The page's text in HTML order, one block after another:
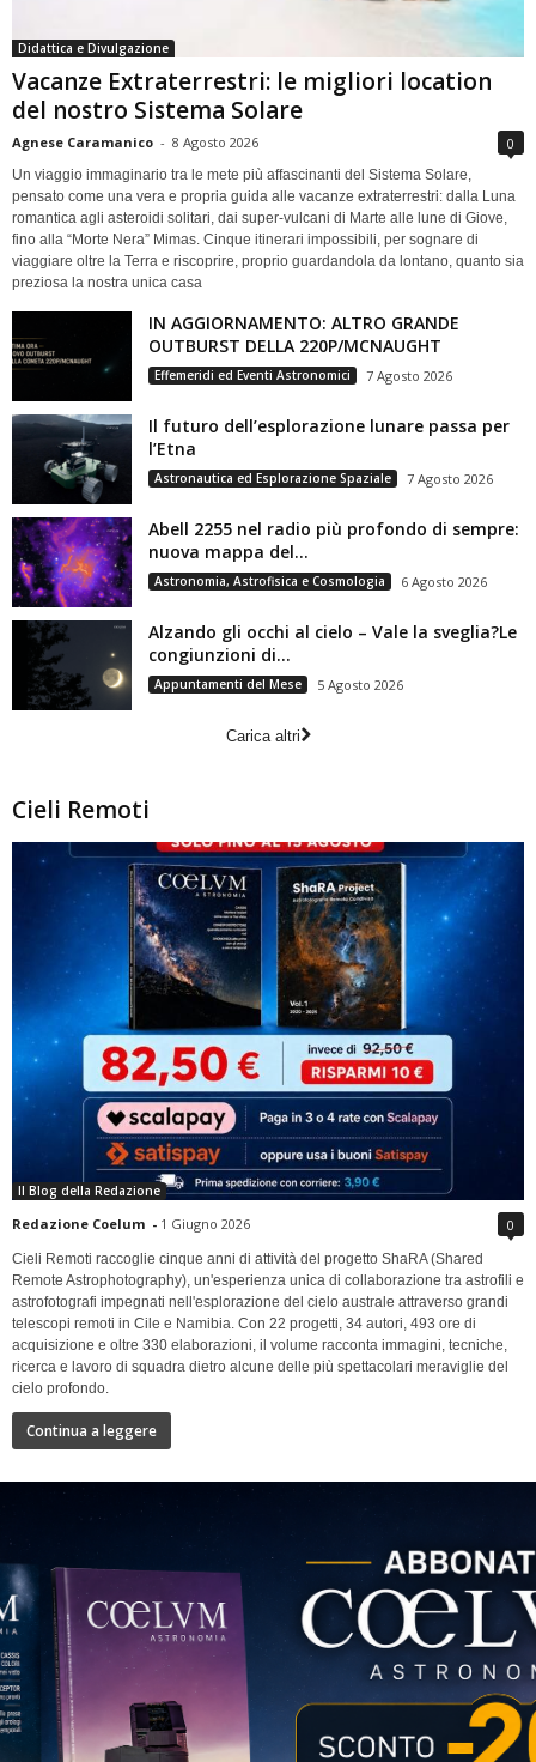
Didattica e Divulgazione
Vacanze Extraterrestri: le migliori location
del nostro Sistema Solare
Agnese Caramanico - 8 Agosto 2026 0
Un viaggio immaginario tra le mete più affascinanti del Sistema Solare,
pensato come una vera e propria guida alle vacanze extraterrestri: dalla Luna
romantica agli asteroidi solitari, dai super-vulcani di Marte alle lune di Giove,
fino alla “Morte Nera” Mimas. Cinque itinerari impossibili, per sognare di
viaggiare oltre la Terra e riscoprire, proprio guardandola da lontano, quanto sia
preziosa la nostra unica casa
IN AGGIORNAMENTO: ALTRO GRANDE
OUTBURST DELLA 220P/MCNAUGHT
Effemeridi ed Eventi Astronomici 7 Agosto 2026
Il futuro dell’esplorazione lunare passa per
l’Etna
Astronautica ed Esplorazione Spaziale 7 Agosto 2026
Abell 2255 nel radio più profondo di sempre:
nuova mappa del...
Astronomia, Astrofisica e Cosmologia 6 Agosto 2026
Alzando gli occhi al cielo – Vale la sveglia?Le
congiunzioni di...
Appuntamenti del Mese 5 Agosto 2026
Carica altri
Cieli Remoti
Il Blog della Redazione
Redazione Coelum - 1 Giugno 2026 0
Cieli Remoti raccoglie cinque anni di attività del progetto ShaRA (Shared
Remote Astrophotography), un'esperienza unica di collaborazione tra astrofili e
astrofotografi impegnati nell'esplorazione del cielo australe attraverso grandi
telescopi remoti in Cile e Namibia. Con 22 progetti, 34 autori, 493 ore di
acquisizione e oltre 330 elaborazioni, il volume racconta immagini, tecniche,
ricerca e lavoro di squadra dietro alcune delle più spettacolari meraviglie del
cielo profondo.
Continua a leggere